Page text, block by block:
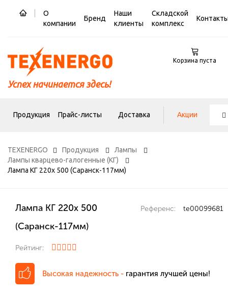
О
компании
Бренд
Наши
клиенты
Складской
комплекс
Успех начинается здесь!
Корзина пуста
Продукция Прайс-листы Доставка Акции
TEXENERGO Продукция
Лампы
Лампы кварцево-галогенные (КГ)
Лампа КГ 220х 500 (Саранск-117мм)
Лампа КГ 220х 500
(Саранск-117мм)
Референс: te00099681
Рейтинг:
Высокая надежность - гарантия лучшей цены!